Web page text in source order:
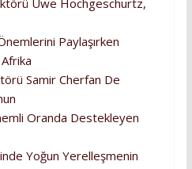
Uwe Hochgeschurtz,
Paylaşırken
Samir Cherfan De
Oranda Destekleyen
Yoğun Yerelleşmenin